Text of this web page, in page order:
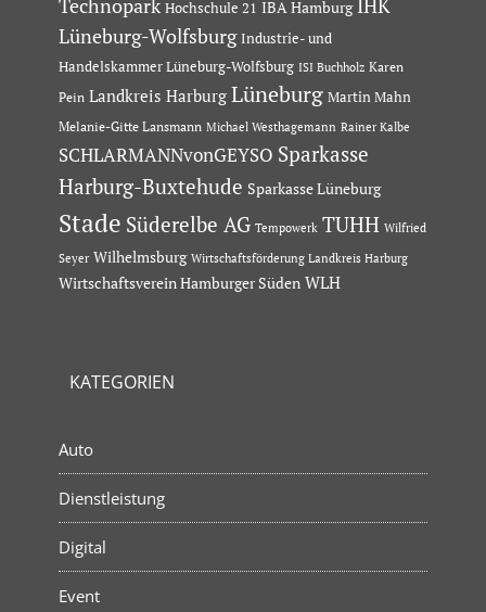
Technopark Hochschule 21 IBA Hamburg IHK
Lüneburg-Wolfsburg Industrie- und
Handelskammer Lüneburg-Wolfsburg ISI Buchholz Karen
Pein Landkreis Harburg Lüneburg Martin Mahn
Melanie-Gitte Lansmann Michael Westhagemann Rainer Kalbe
SCHLARMANNvonGEYSO Sparkasse
Harburg-Buxtehude Sparkasse Lüneburg
Stade Süderelbe AG Tempowerk TUHH Wilfried
Seyer Wilhelmsburg Wirtschaftsförderung Landkreis Harburg
Wirtschaftsverein Hamburger Süden WLH
KATEGORIEN
Auto
Dienstleistung
Digital
Event